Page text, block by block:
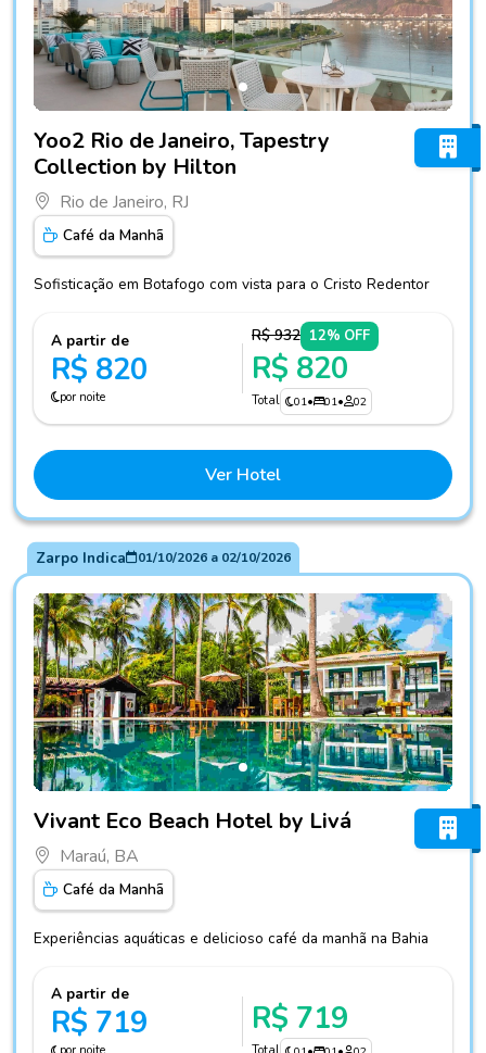
Fotos do hotel Yoo2 Rio de Janeiro, Tapestry Collection by
Yoo2 Rio de Janeiro, Tapestry
Collection by Hilton
Rio de Janeiro, RJ
Café da Manhã
Sofisticação em Botafogo com vista para o Cristo Redentor
A partir de
R$ 820
por noite
R$ 932 12% OFF
R$ 820
Total 01• 01• 02
Ver Hotel
Zarpo Indica 01/10/2026a 02/10/2026
Vivant Eco Beach Hotel by Livá
Maraú, BA
Café da Manhã
Experiências aquáticas e delicioso café da manhã na Bahia
A partir de
R$ 719 R$ 719